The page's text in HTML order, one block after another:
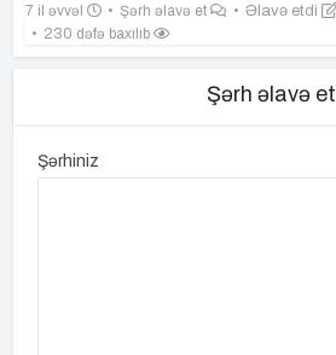
7 il əvvəl
Şərh əlavə et Əlavə etdi
230 dəfə baxılıb
Şərh əlavə et
Şərhiniz